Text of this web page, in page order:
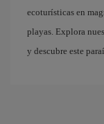
ecoturísticas en
playas. Explora
y descubre este